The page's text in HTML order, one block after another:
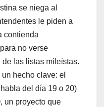
se niega al
le piden a
contienda
no verse
las listas mileístas.
hecho clave: el
del día 19 o 20)
un proyecto que